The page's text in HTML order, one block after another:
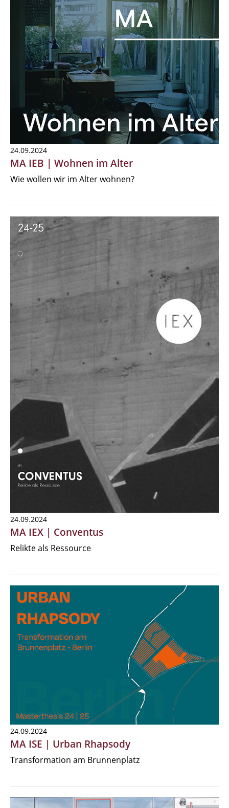
24.09.2024
MA IEB | Wohnen im Alter
Wie wollen wir im Alter wohnen?
24.09.2024
MA IEX | Conventus
Relikte als Ressource
24.09.2024
MA ISE | Urban Rhapsody
Transformation am Brunnenplatz